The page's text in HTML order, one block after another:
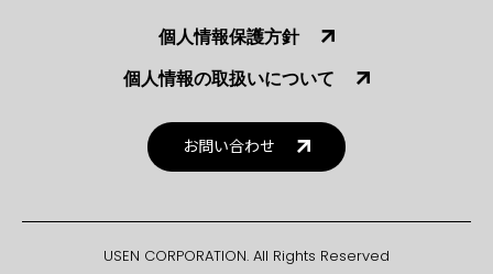
個人情報保護方針
個人情報の取扱いについて
お問い合わせ
USEN CORPORATION. All Rights Reserved